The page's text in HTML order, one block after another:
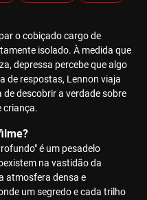
o cobiçado cargo de
isolado. À medida que
depressa percebe que algo
de respostas, Lennon viaja
descobrir a verdade sobre
criança.
é um pesadelo
na vastidão da
atmosfera densa e
um segredo e cada trilho